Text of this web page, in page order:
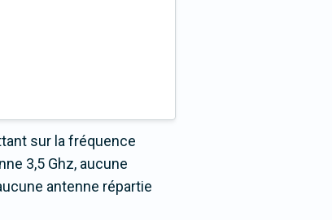
sur la fréquence
3,5 Ghz, aucune
antenne répartie